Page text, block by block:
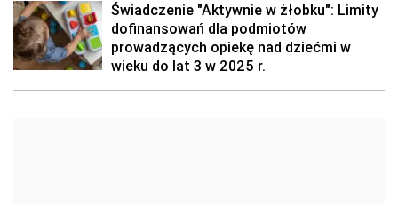
Świadczenie "Aktywnie w żłobku": Limity
dofinansowań dla podmiotów
prowadzących opiekę nad dziećmi w
wieku do lat 3 w 2025 r.